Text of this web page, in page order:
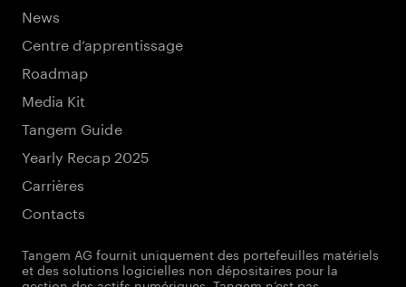
News
Centre d’apprentissage
Roadmap
Media Kit
Tangem Guide
Yearly Recap 2025
Carrières
Contacts
Tangem AG fournit uniquement des portefeuilles matériels
et des solutions logicielles non dépositaires pour la